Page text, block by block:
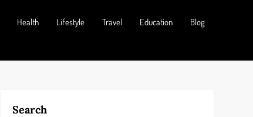
Health Lifestyle Travel Education Blog
Search